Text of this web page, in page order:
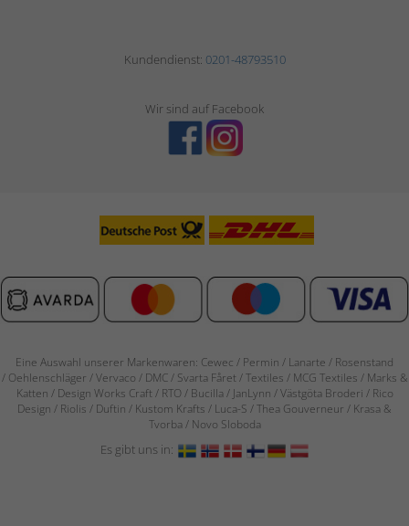
Kundendienst: 0201-48793510
Wir sind auf Facebook
Eine Auswahl unserer Markenwaren: Cewec / Permin / Lanarte / Rosenstand
/ Oehlenschläger / Vervaco / DMC / Svarta Fåret / Textiles / MCG Textiles / Marks &
Katten / Design Works Craft / RTO / Bucilla / JanLynn / Västgöta Broderi / Rico
Design / Riolis / Duftin / Kustom Krafts / Luca-S / Thea Gouverneur / Krasa &
Tvorba / Novo Sloboda
Es gibt uns in: